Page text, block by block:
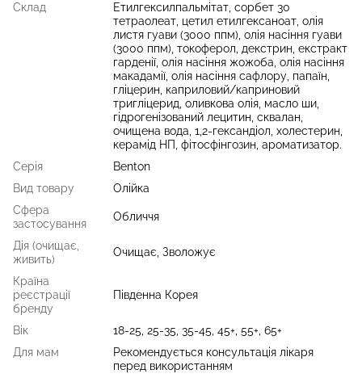
Склад
Етилгексилпальмітат, сорбет 30
тетраолеат, цетил етилгексаноат, олія
листя гуави (3000 ппм), олія насіння гуави
(3000 ппм), токоферол, декстрин, екстракт
гарденії, олія насіння жожоба, олія насіння
макадамії, олія насіння сафлору, папаїн,
гліцерин, каприловий/каприновий
тригліцерид, оливкова олія, масло ши,
гідрогенізований лецитин, сквалан,
очищена вода, 1,2-гександіол, холестерин,
керамід НП, фітосфінгозин, ароматизатор.
Серія
Benton
Вид товару
Олійка
Сфера
застосування
Обличчя
Дія (очищає,
живить)
Очищає, Зволожує
Країна
реєстрації
бренду
Південна Корея
Вік
18-25, 25-35, 35-45, 45+, 55+, 65+
Для мам
Рекомендується консультація лікаря
перед використанням